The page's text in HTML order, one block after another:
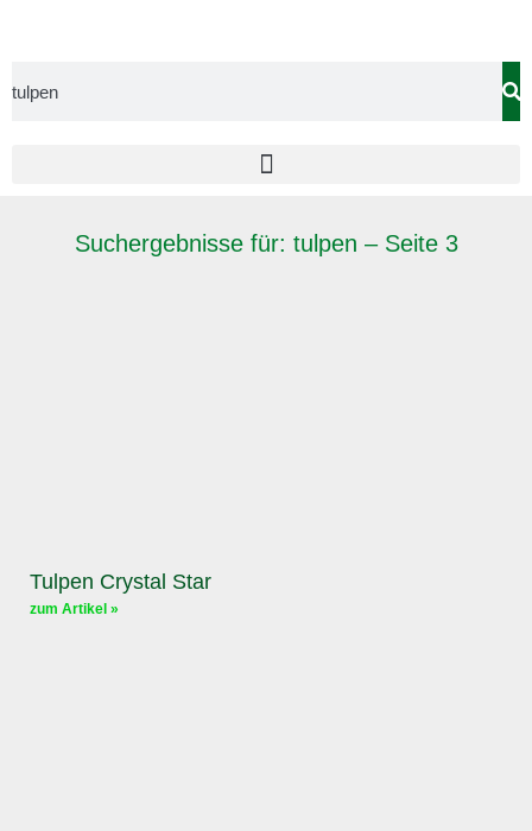
Suchergebnisse für: tulpen – Seite 3
Tulpen Crystal Star
zum Artikel »